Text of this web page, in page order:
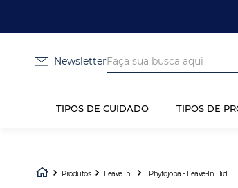
NewsletterFaça sua busca aqui
TIPOS DE CUIDADO TIPOS DE
Produtos Leave in